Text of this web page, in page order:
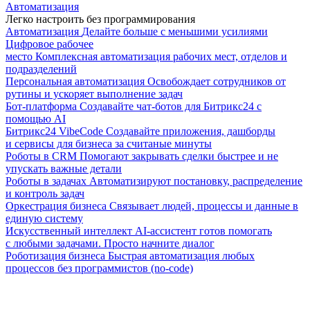
Автоматизация
Легко настроить без программирования
Автоматизация Делайте больше с меньшими усилиями
Цифровое рабочее
место Комплексная автоматизация рабочих мест, отделов и
подразделений
Персональная автоматизация Освобождает сотрудников от
рутины и ускоряет выполнение задач
Бот-платформа Создавайте чат-ботов для Битрикс24 с
помощью AI
Битрикс24 VibeCode Создавайте приложения, дашборды
и сервисы для бизнеса за считаные минуты
Роботы в CRM Помогают закрывать сделки быстрее и не
упускать важные детали
Роботы в задачах Автоматизируют постановку, распределение
и контроль задач
Оркестрация бизнеса Связывает людей, процессы и данные в
единую систему
Искусственный интеллект AI-ассистент готов помогать
с любыми задачами. Просто начните диалог
Роботизация бизнеса Быстрая автоматизация любых
процессов без программистов (no-code)